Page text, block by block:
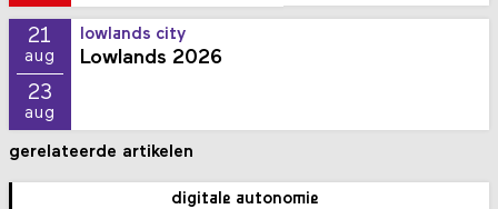
21
aug
23
aug
lowlands city
Lowlands 2026
gerelateerde artikelen
digitale autonomie